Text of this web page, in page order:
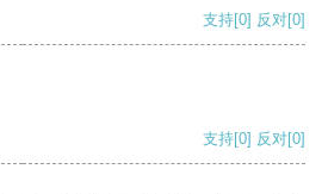
支持[0] 反对[0]
支持[0] 反对[0]